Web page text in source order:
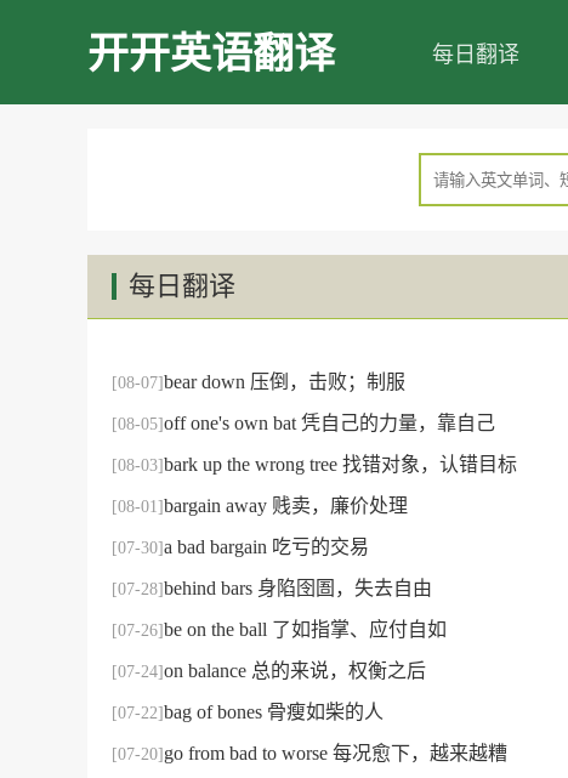
开开英语翻译 每日翻译
每日翻译
[08-07]bear down 压倒，击败；制服
[08-05]off one's own bat 凭自己的力量，靠自己
[08-03]bark up the wrong tree 找错对象，认错目标
[08-01]bargain away 贱卖，廉价处理
[07-30]a bad bargain 吃亏的交易
[07-28]behind bars 身陷囹圄，失去自由
[07-26]be on the ball 了如指掌、应付自如
[07-24]on balance 总的来说，权衡之后
[07-22]bag of bones 骨瘦如柴的人
[07-20] go from bad to worse 每况愈下，越来越糟